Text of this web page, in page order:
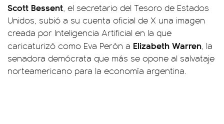
Scott Bessent, el secretario del Tesoro de Estados
Unidos, subió a su cuenta oficial de X una imagen
creada por Inteligencia Artificial en la que
caricaturizó como Eva Perón a Elizabeth Warren, la
senadora demócrata que más se opone al salvataje
norteamericano para la economía argentina.